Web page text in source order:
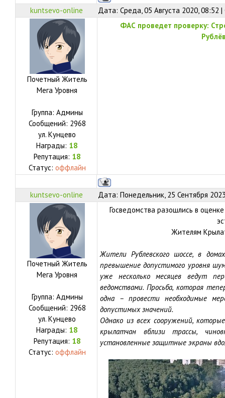
kuntsevo-online Дата: Среда, 05 Августа 2020, 08:52
Почетный Житель
Мега Уровня
Группа: Админы
Сообщений: 2968
ул. Кунцево
Награды: 18
Репутация: 18
Статус: оффлайн
ФАС проведет проверку:
kuntsevo-online Дата: Понедельник, 25 Сентября
Почетный Житель
Мега Уровня
Группа: Админы
Сообщений: 2968
ул. Кунцево
Награды: 18
Репутация: 18
Статус: оффлайн
Госведомства разошлись в
Жителям
Жители Рублевского шоссе, в
превышение допустимого уровня
уже несколько месяцев ведут
ведомствами. Просьба, которая
одна – провести необходимые
допустимых значений.
Однако из всех сооружений,
крылатчан вблизи трассы,
установленные защитные экраны